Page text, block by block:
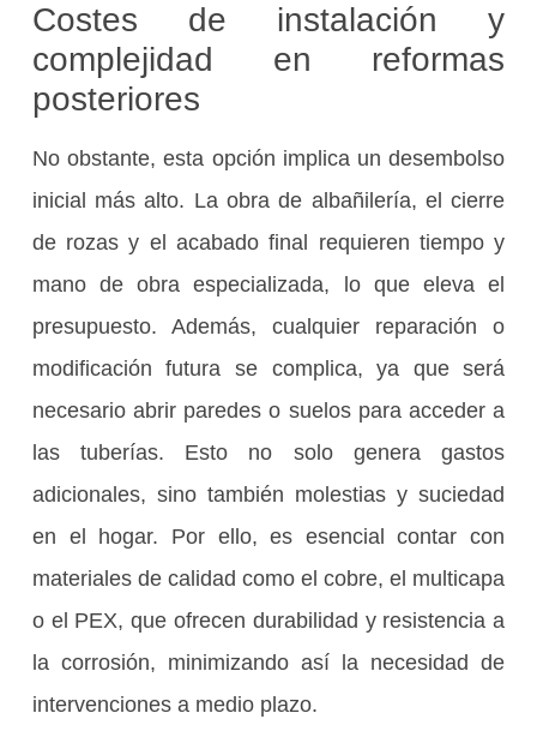
Costes de instalación y
complejidad en reformas
posteriores
No obstante, esta opción implica un desembolso
inicial más alto. La obra de albañilería, el cierre
de rozas y el acabado final requieren tiempo y
mano de obra especializada, lo que eleva el
presupuesto. Además, cualquier reparación o
modificación futura se complica, ya que será
necesario abrir paredes o suelos para acceder a
las tuberías. Esto no solo genera gastos
adicionales, sino también molestias y suciedad
en el hogar. Por ello, es esencial contar con
materiales de calidad como el cobre, el multicapa
o el PEX, que ofrecen durabilidad y resistencia a
la corrosión, minimizando así la necesidad de
intervenciones a medio plazo.